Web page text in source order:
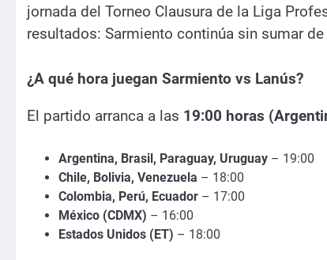
jornada del Torneo Clausura de la Liga
resultados: Sarmiento continúa sin sumar
¿A qué hora juegan Sarmiento vs Lanús?
El partido arranca a las 19:00 horas
Argentina, Brasil, Paraguay, Uruguay – 19:00
Chile, Bolivia, Venezuela – 18:00
Colombia, Perú, Ecuador – 17:00
México (CDMX) – 16:00
Estados Unidos (ET) – 18:00